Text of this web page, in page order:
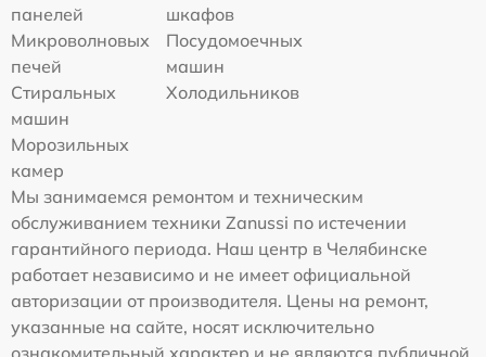
панелей
шкафов
Микроволновых
печей
Посудомоечных
машин
Стиральных
машин
Холодильников
Морозильных
камер
Мы занимаемся ремонтом и техническим
обслуживанием техники Zanussi по истечении
гарантийного периода. Наш центр в Челябинске
работает независимо и не имеет официальной
авторизации от производителя. Цены на ремонт,
указанные на сайте, носят исключительно
ознакомительный характер и не являются публичной